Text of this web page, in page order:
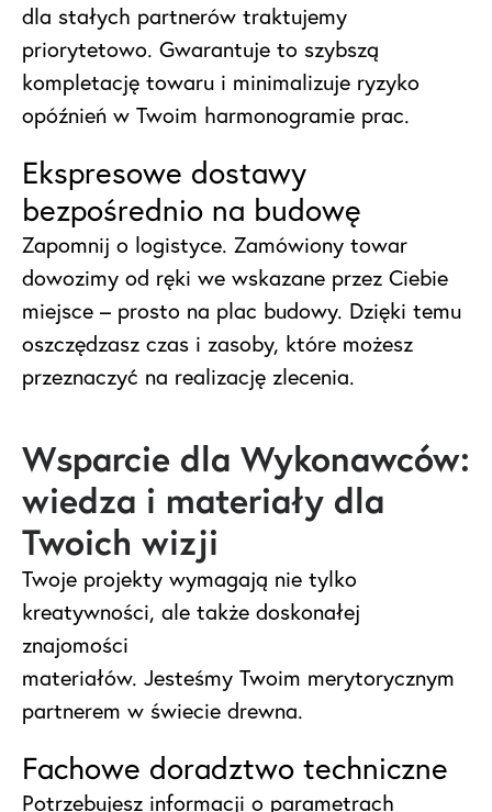
dla stałych partnerów traktujemy
priorytetowo. Gwarantuje to szybszą
kompletację towaru i minimalizuje ryzyko
opóźnień w Twoim harmonogramie prac.
Ekspresowe dostawy
bezpośrednio na budowę
Zapomnij o logistyce. Zamówiony towar
dowozimy od ręki we wskazane przez Ciebie
miejsce – prosto na plac budowy. Dzięki temu
oszczędzasz czas i zasoby, które możesz
przeznaczyć na realizację zlecenia.
Wsparcie dla Wykonawców:
wiedza i materiały dla
Twoich wizji
Twoje projekty wymagają nie tylko
kreatywności, ale także doskonałej
znajomości
materiałów. Jesteśmy Twoim merytorycznym
partnerem w świecie drewna.
Fachowe doradztwo techniczne
Potrzebujesz informacji o parametrach